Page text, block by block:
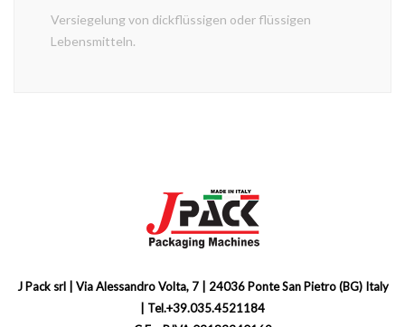
Versiegelung von dickflüssigen oder flüssigen
Lebensmitteln.
J Pack srl | Via Alessandro Volta, 7 | 24036 Ponte San Pietro (BG) Italy
| Tel.+39.035.4521184